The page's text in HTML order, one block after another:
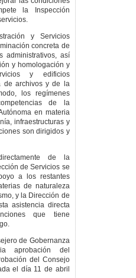
la Inspección
y Servicios
concreta de
administrativos, así
y homologación y
y edificios
de archivos y de la
los regímenes
de la
en materia
infraestructuras y
son dirigidos y
de la
de Servicios se
a los restantes
de naturaleza
y la Dirección de
asistencia directa
que tiene
de Gobernanza
aprobación del
del Consejo
el día 11 de abril